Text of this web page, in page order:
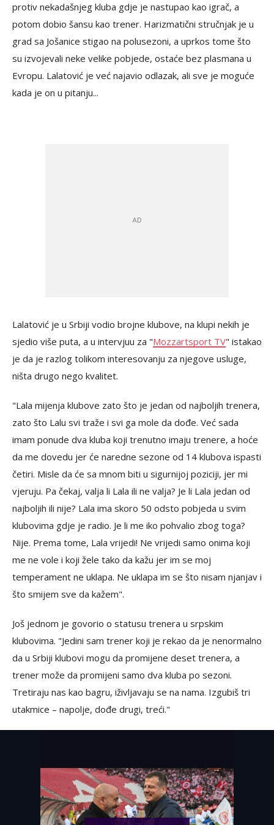
protiv nekadašnjeg kluba gdje je nastupao kao igrač, a
potom dobio šansu kao trener. Harizmatični stručnjak je u
grad sa Jošanice stigao na polusezoni, a uprkos tome što
su izvojevali neke velike pobjede, ostaće bez plasmana u
Evropu. Lalatović je već najavio odlazak, ali sve je moguće
kada je on u pitanju...
Lalatović je u Srbiji vodio brojne klubove, na klupi nekih je
sjedio više puta, a u intervjuu za "Mozzartsport TV" istakao
je da je razlog tolikom interesovanju za njegove usluge,
ništa drugo nego kvalitet.
"Lala mijenja klubove zato što je jedan od najboljih trenera,
zato što Lalu svi traže i svi ga mole da dođe. Već sada
imam ponude dva kluba koji trenutno imaju trenere, a hoće
da me dovedu jer će naredne sezone od 14 klubova ispasti
četiri. Misle da će sa mnom biti u sigurnijoj poziciji, jer mi
vjeruju. Pa čekaj, valja li Lala ili ne valja? Je li Lala jedan od
najboljih ili nije? Lala ima skoro 50 odsto pobjeda u svim
klubovima gdje je radio. Je li me iko pohvalio zbog toga?
Nije. Prema tome, Lala vrijedi! Ne vrijedi samo onima koji
me ne vole i koji žele tako da kažu jer im se moj
temperament ne uklapa. Ne uklapa im se što nisam njanjav i
što smijem sve da kažem".
Još jednom je govorio o statusu trenera u srpskim
klubovima. "Jedini sam trener koji je rekao da je nenormalno
da u Srbiji klubovi mogu da promijene deset trenera, a
trener može da promijeni samo dva kluba po sezoni.
Tretiraju nas kao bagru, iživljavaju se na nama. Izgubiš tri
utakmice – napolje, dođe drugi, treći."